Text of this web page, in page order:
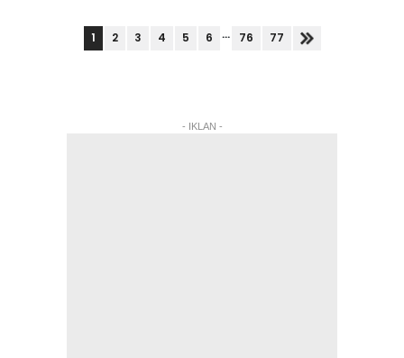
bola sepak sempena Piala...
1 2 3 4 5 6 ... 76 77
- IKLAN -